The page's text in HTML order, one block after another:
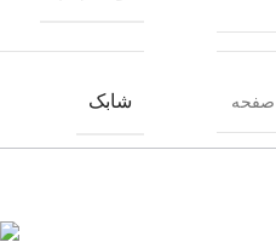
شابک